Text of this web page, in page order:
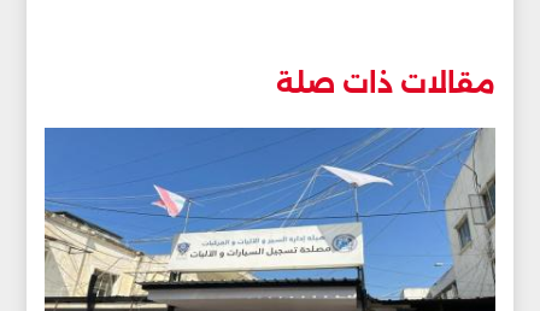
مقالات ذات صلة